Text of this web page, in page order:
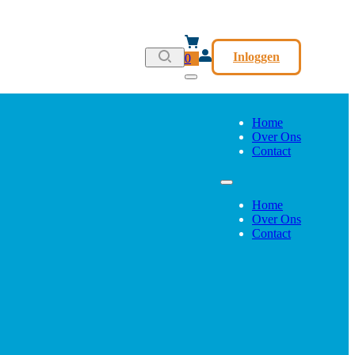
0 Inloggen
Home
Over Ons
Contact
Home
Over Ons
Contact